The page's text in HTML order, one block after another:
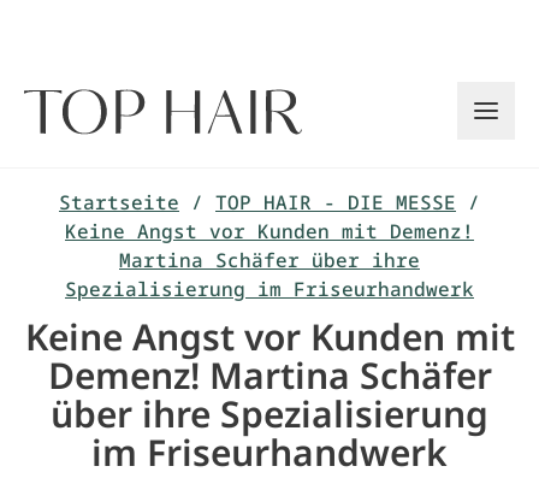
Startseite / TOP HAIR - DIE MESSE /
Keine Angst vor Kunden mit Demenz!
Martina Schäfer über ihre
Spezialisierung im Friseurhandwerk
Keine Angst vor Kunden mit
Demenz! Martina Schäfer
über ihre Spezialisierung
im Friseurhandwerk